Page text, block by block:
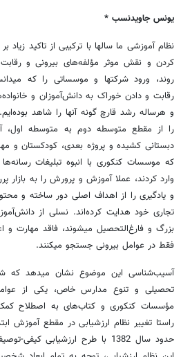
یونس جاویدنسب *
نظام آموزشی ما سال­ها با ترکیبی از تاکید زیاد
کردن و نقش موثر مؤلفه‌­های بیرونی و
روند، ورود شرکتها و موسساتی را که
رقابت و دادن خوراک به دانش‌­آموزان و
و هرساله رشد قارچ گونه آنها را شاهد
را از مقطع متوسطه دوم به متوسطه اول،
دبستانی کشیده و پروژه بعدی، کودکستان و
که موسسات کنکوری با انبوه تبلیغات رسانه‌­ها
وارد کردند، عملا آموزش و پرورش را به بازار
و یادگیری را از اهداف اصلی دور ساخته و
تجاری خود هدایت کرده‌­اند. نسلی از
بزرگ و فارغ‌التحصیل می­شوند، فاقد مهارت و
فقط در عوامل بیرونی جستجو می­کنند.
آسیب‌­شناسی این موضوع نشان می­دهد که
تحصیلی و تنوع مدارس خاص، یکی از
مؤسسات کنکوری و کتاب‌های به اصطلاح
راستا تغییر نظام ارزشیابی در مقطع آموزش
حدود سال 1382 با طرح ارزشیابی